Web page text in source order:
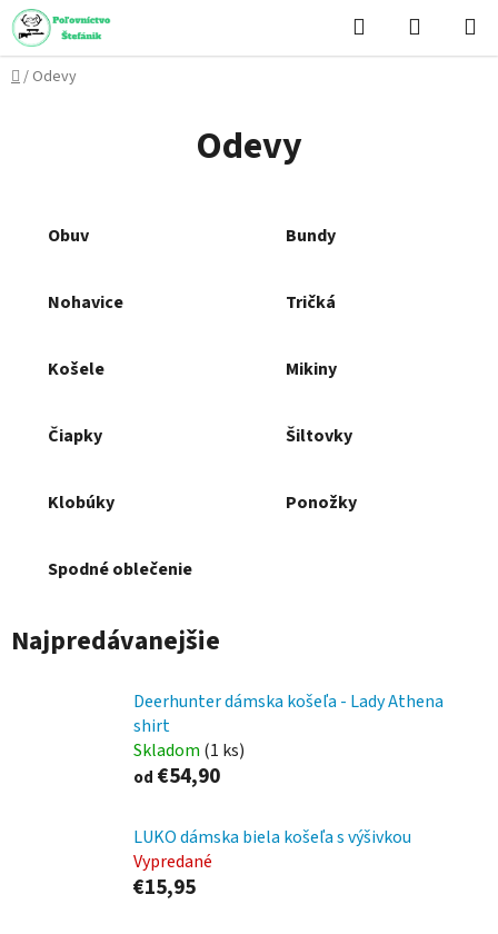
Prejsť
na
obsah
Hľadať
KOŠÍK
Domov
/ Odevy
Odevy
Obuv Bundy
Nohavice Tričká
Košele Mikiny
Čiapky Šiltovky
Klobúky Ponožky
Spodné oblečenie
Najpredávanejšie
Deerhunter dámska košeľa - Lady Athena
shirt
Skladom (1 ks)
od €54,90
LUKO dámska biela košeľa s výšivkou
Vypredané
€15,95